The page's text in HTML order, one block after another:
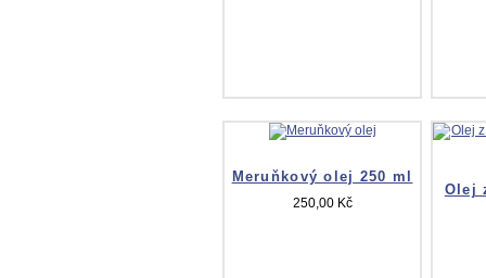
Meruňkový olej 250 ml
250,00 Kč
Olej